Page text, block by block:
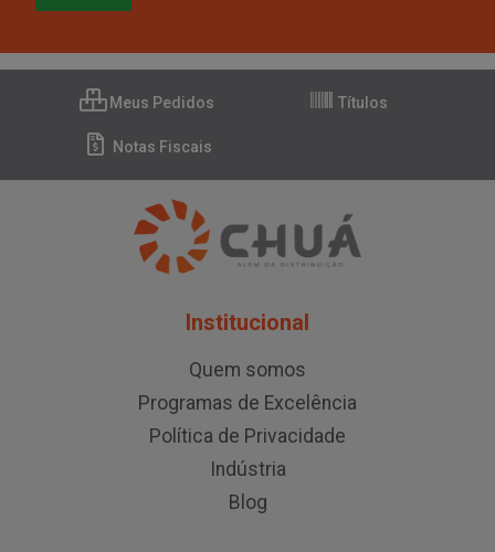
Meus Pedidos Títulos
Notas Fiscais
Institucional
Quem somos
Programas de Excelência
Política de Privacidade
Indústria
Blog